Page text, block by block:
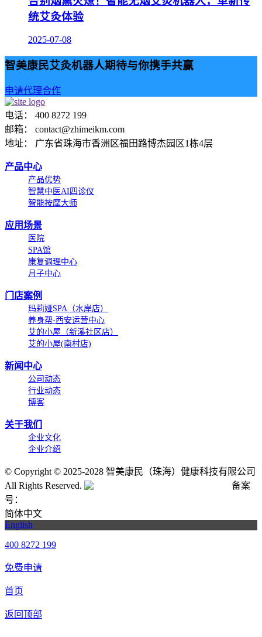
统艾灸体验
2025-07-08
智美康民艾灸机器人期待与你携手共赢
申请代理合作
电话： 400 8272 199
邮箱： contact@zhimeikm.com
地址： 广东省珠海市香洲区福田路博杰园区1栋4层
产品中心
产品优势
智慧中医AI四诊仪
智能按摩大师
应用场景
医院
SPA馆
康复调理中心
月子中心
门店案例
玛莉娅SPA（水岸店）
养身帮-西安运营中心
艾的小屋（新溪社区店）
艾的小屋(南村店)
新闻中心
公司动态
行业动态
博客
关于我们
企业文化
企业介绍
© Copyright © 2025-2028 智美康民（珠海）健康科技有限公司
All Rights Reserved.
备案
号：
简体中文
English
400 8272 199
免费申请
首页
返回顶部